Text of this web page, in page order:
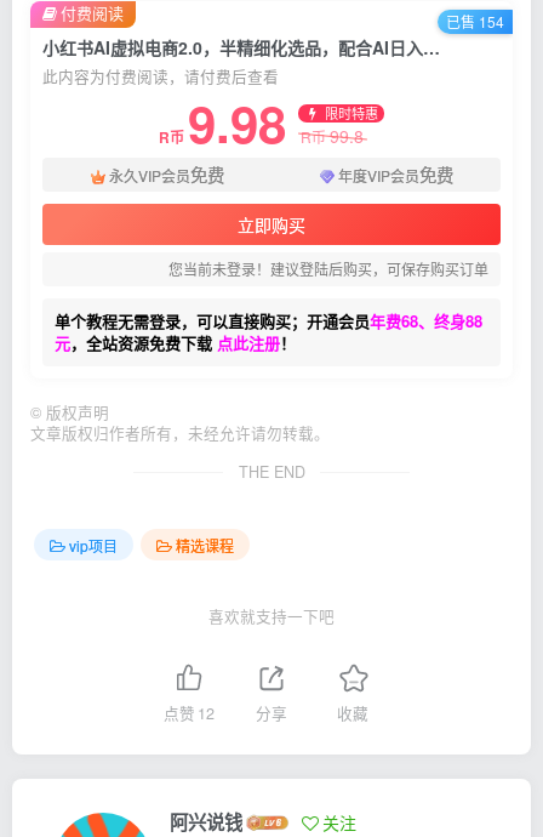
小红书AI虚拟电商2.0，半精细化选品，配合AI日入五张
此内容为付费阅读，请付费后查看
R币 9.98 限时特惠
R币99.8
永久VIP会员免费 年度VIP会员免费
立即购买
您当前未登录！建议登陆后购买，可保存购买订单
单个教程无需登录，可以直接购买；开通会员年费68、终身88
元，全站资源免费下载 点此注册！
付费阅读 已售 154
© 版权声明
文章版权归作者所有，未经允许请勿转载。
THE END
vip项目 精选课程
喜欢就支持一下吧
点赞 12 分享 收藏
阿兴说钱 关注